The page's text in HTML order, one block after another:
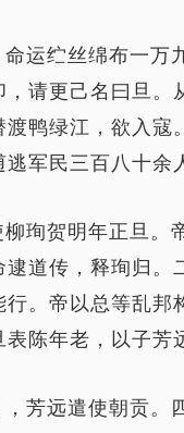
运纻丝绵布一万
请更己名曰旦。
鸭绿江，欲入寇
军民三百八十余
珣贺明年正旦。
道传，释珣归。
。帝以总等乱邦
陈年老，以子芳
芳远遣使朝贡。